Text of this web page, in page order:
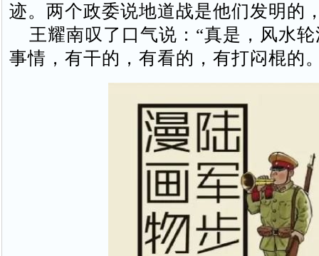
迹。两个政委说地道战是他们发明的
王耀南叹了口气说：“真是，风水
事情，有干的，有看的，有打闷棍的